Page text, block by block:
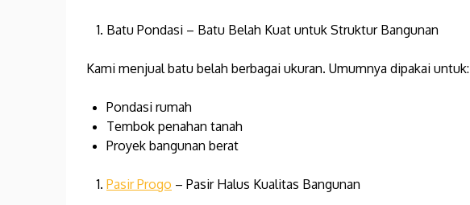
Batu Pondasi – Batu Belah Kuat untuk Struktur Bangunan
Kami menjual batu belah berbagai ukuran. Umumnya dipakai untuk:
Pondasi rumah
Tembok penahan tanah
Proyek bangunan berat
Pasir Progo – Pasir Halus Kualitas Bangunan